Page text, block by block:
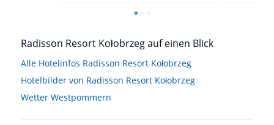
Radisson Resort Kołobrzeg auf einen Blick
Alle Hotelinfos Radisson Resort Kołobrzeg
Hotelbilder von Radisson Resort Kołobrzeg
Wetter Westpommern